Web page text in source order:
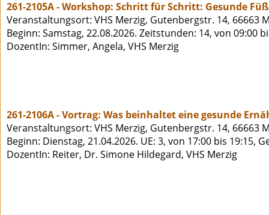
261-2105A - Workshop: Schritt für Schritt: Gesunde
Veranstaltungsort: VHS Merzig, Gutenbergstr. 14, 66663
Beginn: Samstag, 22.08.2026. Zeitstunden: 14, von 09:00
DozentIn: Simmer, Angela, VHS Merzig
261-2106A - Vortrag: Was beinhaltet eine gesunde
Veranstaltungsort: VHS Merzig, Gutenbergstr. 14, 66663
Beginn: Dienstag, 21.04.2026. UE: 3, von 17:00 bis 19:15,
DozentIn: Reiter, Dr. Simone Hildegard, VHS Merzig